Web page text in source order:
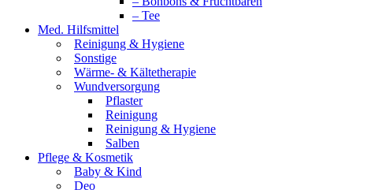
– Tee
Med. Hilfsmittel
Reinigung & Hygiene
Sonstige
Wärme- & Kältetherapie
Wundversorgung
Pflaster
Reinigung
Reinigung & Hygiene
Salben
Pflege & Kosmetik
Baby & Kind
Deo